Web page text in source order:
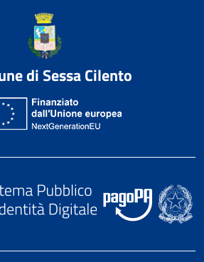
di Sessa Cilento